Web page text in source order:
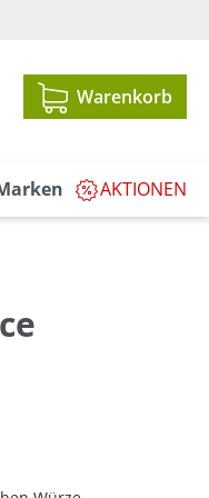
Warenkorb
AKTIONEN